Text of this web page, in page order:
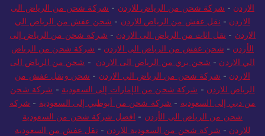
الاردن - شركة شحن من الرياض للاردن - شركة شحن من الرياض الى
الاردن - نقل عفش من الرياض للاردن - شحن عفش من الرياض الي
الاردن - نقل اثاث من الرياض الى الاردن - شركة شحن من الرياض إلى
الأردن - شحن عفش من الرياض الى الاردن - شركة شحن من الرياض
الي الاردن - شحن بري من الرياض الى الاردن - شحن من الرياض الى
الاردن - شركة شحن من الرياض الي الاردن - شحن ونقل عفش من
الرياض للاردن - شركة شحن من الإمارات إلى السعودية - شركة شحن
من دبي إلى السعودية - شركة شحن من أبوظبي إلى السعودية - شركة
شحن من الرياض الى الأردن - افضل شركة شحن من السعودية
للاردن - شركة شحن من السعودية للاردن - نقل عفش من السعودية